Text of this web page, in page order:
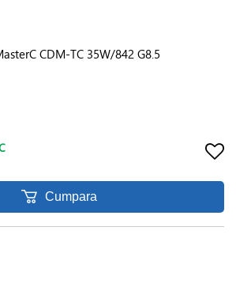
CDM-TC 35W/842 G8.5
Cumpara